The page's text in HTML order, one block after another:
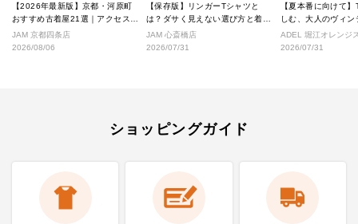
【2026年最新版】京都・河原町
おすすめ古着屋21選｜アクセス良
好な絶対行くべきショップ厳選！
JAM 京都四条店
2026/08/06
【保存版】リンガーTシャツと
は？ダサく見えない選び方と着こ
なし完全ガイド
JAM 心斎橋店
2026/07/31
【夏本番に向けて
しむ、大人のヴィ
ル
ADEL 堀江オレンジ
2026/07/31
ショッピングガイド